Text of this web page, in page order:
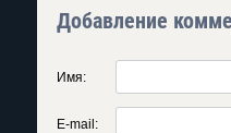
Добавление
Имя:
E-mail: